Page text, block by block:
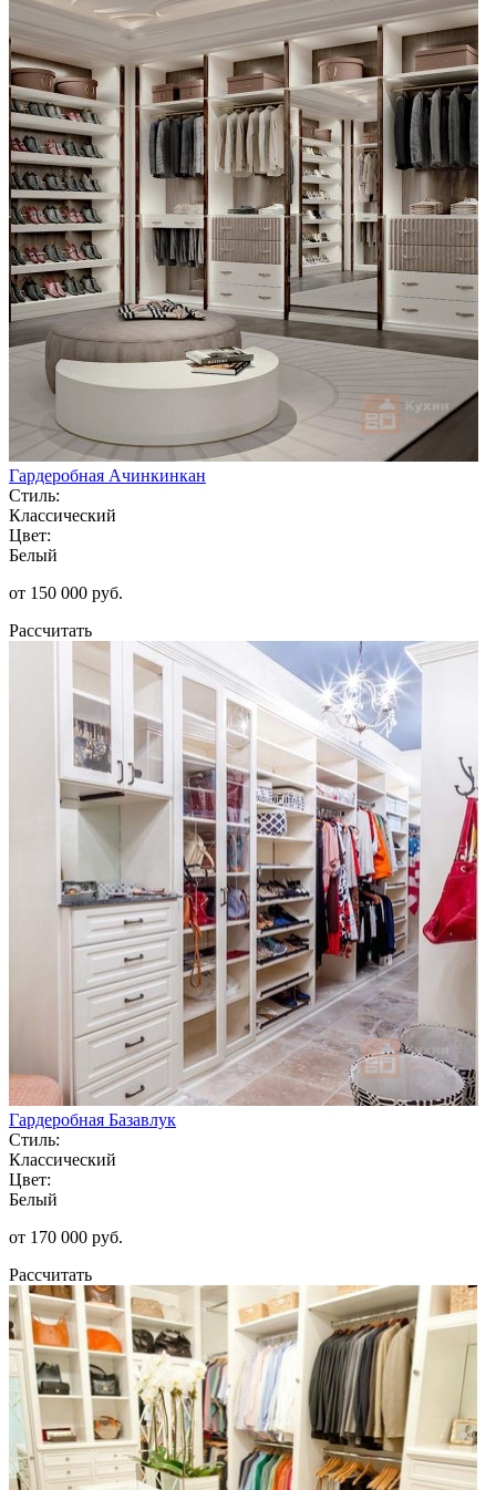
Гардеробная Ачинкинкан
Стиль:
Классический
Цвет:
Белый
от 150 000 руб.
Рассчитать
Гардеробная Базавлук
Стиль:
Классический
Цвет:
Белый
от 170 000 руб.
Рассчитать